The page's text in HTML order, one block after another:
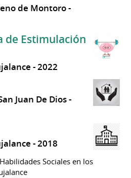
de Montoro
de Estimulación
2022
Juan De Dios
2018
Sociales en los